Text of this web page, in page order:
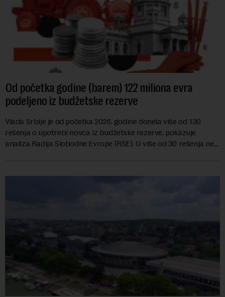
Od početka godine (barem) 122 miliona evra
podeljeno iz budžetske rezerve
Vlada Srbije je od početka 2026. godine donela više od 130
rešenja o upotrebi novca iz budžetske rezerve, pokazuje
analiza Radija Slobodne Evrope (RSE). U više od 30 rešenja ne